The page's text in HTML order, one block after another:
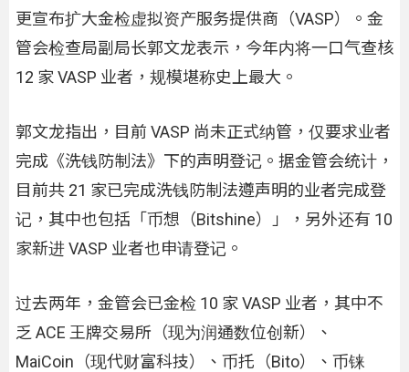
更宣布扩大金检虚拟资产服务提供商（VASP）。金
管会检查局副局长郭文龙表示，今年内将一口气查核
12 家 VASP 业者，规模堪称史上最大。
郭文龙指出，目前 VASP 尚未正式纳管，仅要求业者
完成《洗钱防制法》下的声明登记。据金管会统计，
目前共 21 家已完成洗钱防制法遵声明的业者完成登
记，其中也包括「币想（Bitshine）」，另外还有 10
家新进 VASP 业者也申请登记。
过去两年，金管会已金检 10 家 VASP 业者，其中不
乏 ACE 王牌交易所（现为润通数位创新）、
MaiCoin（现代财富科技）、币托（Bito）、币铼